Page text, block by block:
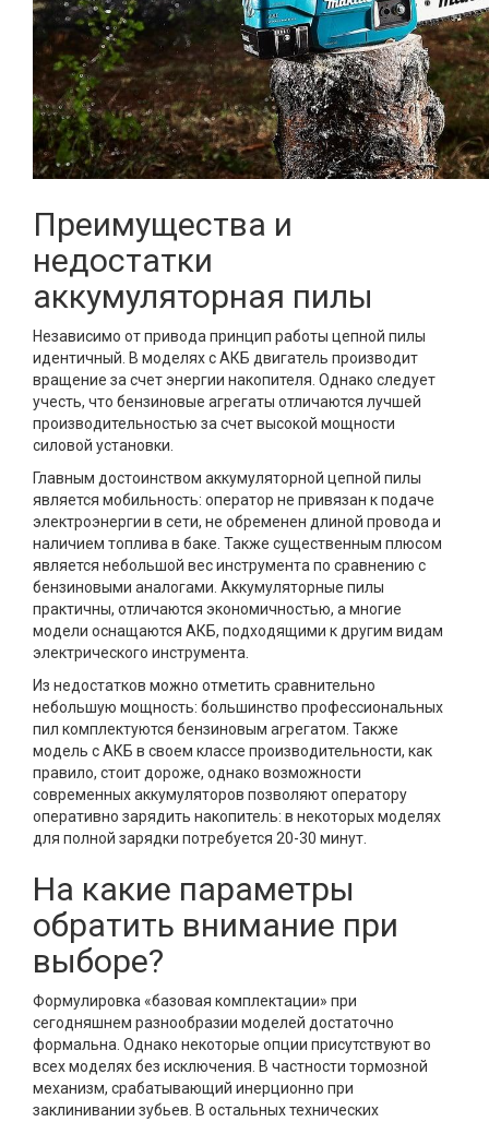
Преимущества и
недостатки
аккумуляторная пилы
Независимо от привода принцип работы цепной пилы
идентичный. В моделях с АКБ двигатель производит
вращение за счет энергии накопителя. Однако следует
учесть, что бензиновые агрегаты отличаются лучшей
производительностью за счет высокой мощности
силовой установки.
Главным достоинством аккумуляторной цепной пилы
является мобильность: оператор не привязан к подаче
электроэнергии в сети, не обременен длиной провода и
наличием топлива в баке. Также существенным плюсом
является небольшой вес инструмента по сравнению с
бензиновыми аналогами. Аккумуляторные пилы
практичны, отличаются экономичностью, а многие
модели оснащаются АКБ, подходящими к другим видам
электрического инструмента.
Из недостатков можно отметить сравнительно
небольшую мощность: большинство профессиональных
пил комплектуются бензиновым агрегатом. Также
модель с АКБ в своем классе производительности, как
правило, стоит дороже, однако возможности
современных аккумуляторов позволяют оператору
оперативно зарядить накопитель: в некоторых моделях
для полной зарядки потребуется 20-30 минут.
На какие параметры
обратить внимание при
выборе?
Формулировка «базовая комплектации» при
сегодняшнем разнообразии моделей достаточно
формальна. Однако некоторые опции присутствуют во
всех моделях без исключения. В частности тормозной
механизм, срабатывающий инерционно при
заклинивании зубьев. В остальных технических